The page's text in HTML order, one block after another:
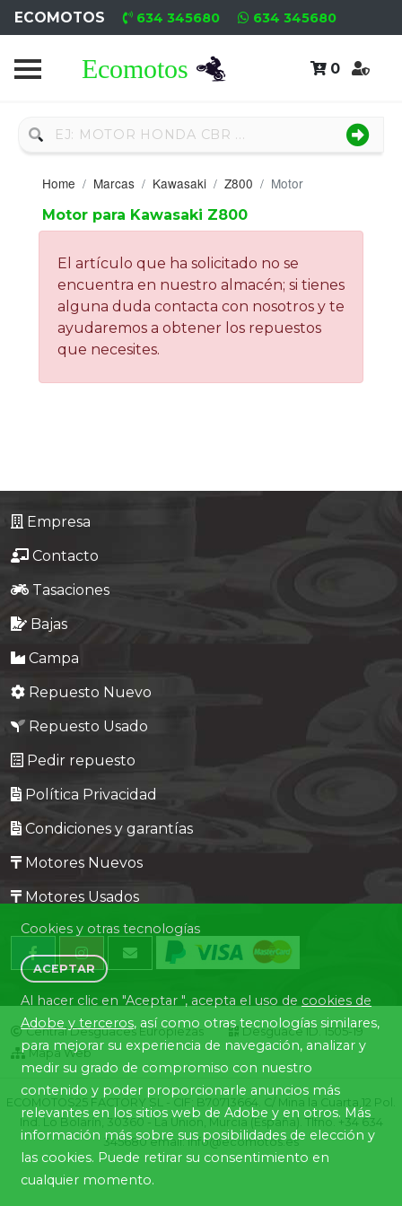
ECOMOTOS 634 345680 634 345680
0
Home
Nuevo
Neumáticos
Campa
Motores
Nuevos
Motores
Usados
Empresa
Contacto
Home Marcas Kawasaki Z800 Motor
Motor para Kawasaki Z800
El artículo que ha solicitado no se
encuentra en nuestro almacén; si tienes
alguna duda contacta con nosotros y te
ayudaremos a obtener los repuestos
que necesites.
Empresa
Contacto
Tasaciones
Bajas
Campa
Repuesto Nuevo
Repuesto Usado
Pedir repuesto
Política Privacidad
Condiciones y garantías
Motores Nuevos
Motores Usados
Central Desguaces Europiezas
Desguace ID. 1505-19
Mapa Web
ECOMOTOS25 FACTORY SL - CIF: B70713664. C/ Mina la Cuarta,12 Pol.
Ind. Lo Bolarín, 30360 - La Union, Murcia (España). Tlfno. +34 634
345680 email: info@ecomotos.es
Cookies y otras tecnologías
ACEPTAR
Al hacer clic en "Aceptar ", acepta el uso de cookies de
Adobe y terceros, así como otras tecnologías similares,
para mejorar su experiencia de navegación, analizar y
medir su grado de compromiso con nuestro
contenido y poder proporcionarle anuncios más
relevantes en los sitios web de Adobe y en otros. Más
información más sobre sus posibilidades de elección y
las cookies. Puede retirar su consentimiento en
cualquier momento.